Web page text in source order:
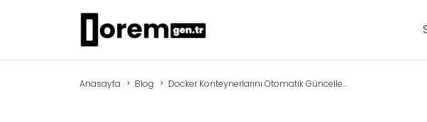
Anasayfa Blog Docker Konteynerlarını Otomatik Güncelle...